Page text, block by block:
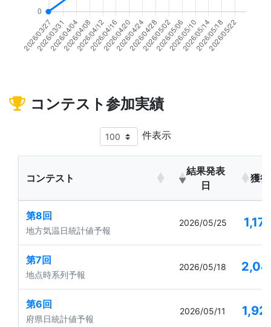
コンテスト参加実績
件表示
コンテスト
結果発表
日
獲
第8回
地方気温日統計値予報
2026/05/25
第7回
地点時系列予報
2026/05/18
第6回
府県日統計値予報
2026/05/11